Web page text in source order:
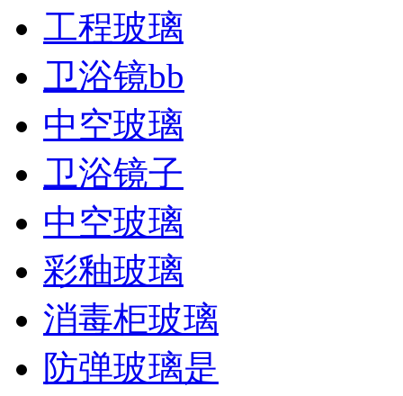
工程玻璃
卫浴镜bb
中空玻璃
卫浴镜子
​中空玻璃
彩釉玻璃
消毒柜玻璃
防弹玻璃是